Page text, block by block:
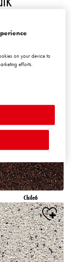
Chile6
on your device to
efforts.